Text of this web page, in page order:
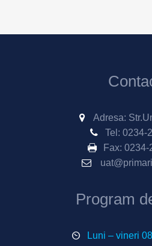
Adresa:
Tel: 0234-
Fax: 0234-
Program
Luni – vineri